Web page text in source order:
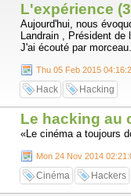
L'expérience
Aujourd'hui, nous
Landrain , Président
J'ai écouté par
Thu 05 Feb 2015
Hack Hacking
Le hacking au
«Le cinéma a toujours
Mon 24 Nov 2014
Cinéma Hackers